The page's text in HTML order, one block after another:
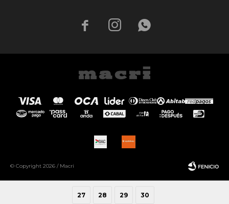
27 28 29 30
  
© Copyright 2026 / Macri